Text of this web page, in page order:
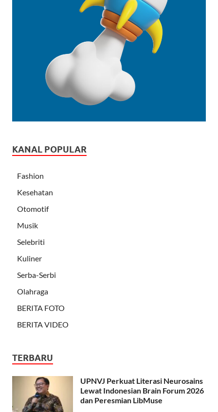
KANAL POPULAR
Fashion
Kesehatan
Otomotif
Musik
Selebriti
Kuliner
Serba-Serbi
Olahraga
BERITA FOTO
BERITA VIDEO
TERBARU
UPNVJ Perkuat Literasi Neurosains
Lewat Indonesian Brain Forum 2026
dan Peresmian LibMuse